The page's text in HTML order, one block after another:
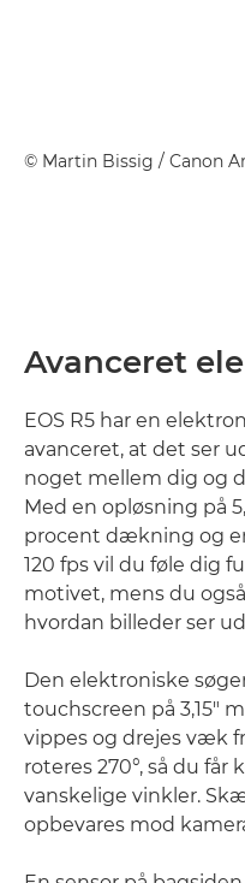
© Martin Bissig / Canon
Avanceret
EOS R5 har en
avanceret, at det ser
noget mellem dig og
Med en opløsning på
procent dækning og
120 fps vil du føle dig
motivet, mens du
hvordan billeder ser
Den elektroniske
touchscreen på 3,15"
vippes og drejes væk
roteres 270°, så du
vanskelige vinkler.
opbevares mod